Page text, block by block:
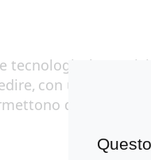
tecnologie la pr i
dire, con un ta
di sostituire